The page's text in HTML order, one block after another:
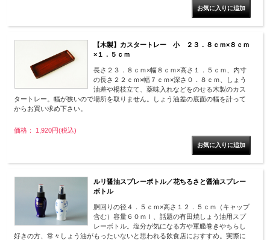
【木製】カスタートレー 小 ２３．８ｃｍ×８ｃｍ
×１．５ｃｍ
長さ２３．８ｃｍ×幅８ｃｍ×高さ１．５ｃｍ、内寸
の長さ２２ｃｍ×幅７ｃｍ×深さ０．８ｃｍ、しょう
油差や楊枝立て、薬味入れなどをのせる木製のカス
タートレー。幅が狭いので場所を取りません。しょう油差の底面の幅を計って
からお買い求め下さい。
価格： 1,920円(税込)
ルリ醤油スプレーボトル／花ちるさと醤油スプレー
ボトル
胴回りの径４．５ｃｍ×高さ１２．５ｃｍ（キャップ
含む）容量６０ｍｌ、話題の有田焼しょう油用スプ
レーボトル。塩分が気になる方や軍艦巻きやちらし
好きの方、常々しょう油がもったいないと思われる飲食店におすすめ。実際に